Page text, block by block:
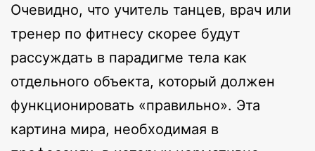
Очевидно, что учитель танцев, врач или
тренер по фитнесу скорее будут
рассуждать в парадигме тела как
отдельного объекта, который должен
функционировать «правильно». Эта
картина мира, необходимая в